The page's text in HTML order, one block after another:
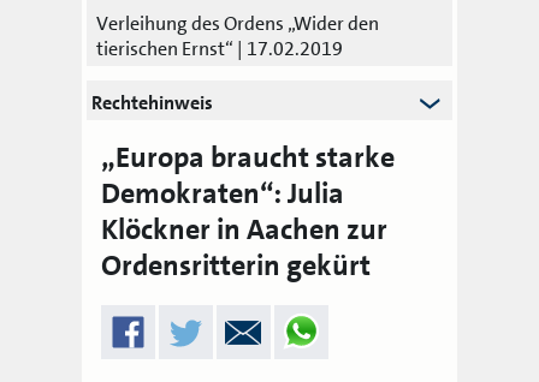
Verleihung des Ordens „Wider den
tierischen Ernst“ | 17.02.2019
Rechtehinweis
„Europa braucht starke
Demokraten“: Julia
Klöckner in Aachen zur
Ordensritterin gekürt